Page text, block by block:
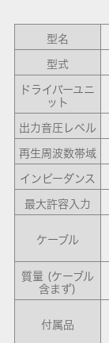
型名
型式
ドライバーユニ
ット
出力音圧レベル
再生周波数帯域
インピーダンス
最大許容入力
ケーブル
質量 (ケーブル
含まず)
付属品